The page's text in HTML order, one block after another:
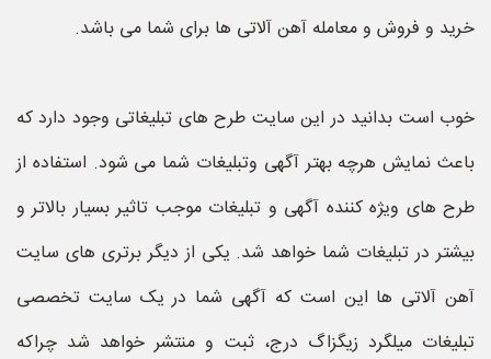
خرید و فروش و معامله آهن آلاتی ها برای شما می باشد.
خوب است بدانید در این سایت طرح های تبلیغاتی وجود دارد که
باعث نمایش هرچه بهتر آگهی وتبلیغات شما می شود. استفاده از
طرح های ویژه کننده آگهی و تبلیغات موجب تاثیر بسیار بالاتر و
بیشتر در تبلیغات شما خواهد شد. یکی از دیگر برتری های سایت
آهن آلاتی ها این است که آگهی شما در یک سایت تخصصی
تبلیغات میلگرد زیگزاگ درج، ثبت و منتشر خواهد شد چراکه